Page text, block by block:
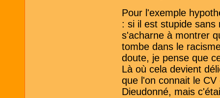
Pour l'exemple
: si il est stupide sans
s'acharne à montrer
tombe dans le
doute, je pense que
Là où cela devient
que l'on connait le
Dieudonné, mais